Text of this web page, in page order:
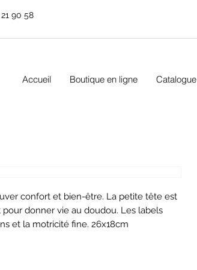
90 58
Accueil Boutique en ligne Catalogue
confort et bien-être. La petite tête est
donner vie au doudou. Les labels
et la motricité fine. 26x18cm